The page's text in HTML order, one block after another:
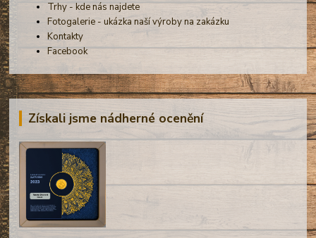
Trhy - kde nás najdete
Fotogalerie - ukázka naší výroby na zakázku
Kontakty
Facebook
Získali jsme nádherné ocenění